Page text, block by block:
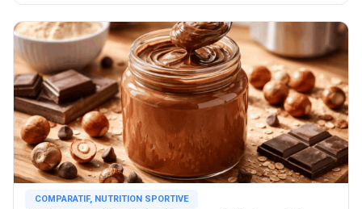
COMPARATIF, NUTRITION SPORTIVE